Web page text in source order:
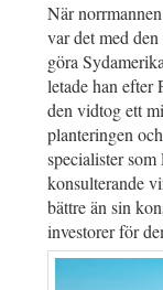
När
var det med
göra
letade han efter
den vidtog ett
planteringen
specialister
konsulterande
bättre än sin
investorer för